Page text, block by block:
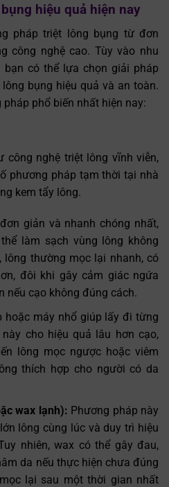
hiệu quả hiện nay
pháp triệt lông bụng từ đơn
công nghệ cao. Tùy vào nhu
bạn có thể lựa chọn giải pháp
bụng hiệu quả và an toàn.
phổ biến nhất hiện nay:
công nghệ triệt lông vĩnh viễn,
phương pháp tạm thời tại nhà
kem tẩy lông.
giản và nhanh chóng nhất,
làm sạch vùng lông không
lông thường mọc lại nhanh, có
đôi khi gây cảm giác ngứa
nếu cạo không đúng cách.
hoặc máy nhổ giúp lấy đi từng
cho hiệu quả lâu hơn cạo,
lông mọc ngược hoặc viêm
thích hợp cho người có da
wax lạnh): Phương pháp này
lông cùng lúc và duy trì hiệu
nhiên, wax có thể gây đau,
da nếu thực hiện chưa đúng
lại sau một thời gian nhất